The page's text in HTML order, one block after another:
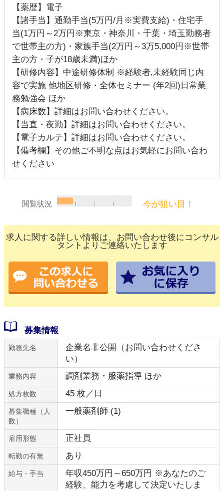
【薬歴】電子
【諸手当】通勤手当(5万円/月※実費支給)・住宅手
当(1万円～2万円※東京・神奈川・千葉・埼玉勤務者
で世帯主の方)・家族手当(2万円～3万5,000円※世帯
主の方・子が18歳未満)ほか
【研修内容】中途研修体制 ※経験者,未経験同じ内
容で実施 他地区研修・全体セミナー (年2回)日常業
務勉強会 ほか
【病床数】詳細はお問い合わせください。
【当直・夜勤】詳細はお問い合わせください。
【電子カルテ】詳細はお問い合わせください。
【備考欄】その他ご不明な点はお気軽にお問い合わ
せください
閲覧状況 今が狙い目！
求人に関する詳しい情報は、お問い合わせ後にコンサル
タントよりご連絡いたします
募集情報
勤務先名
企業名非公開（お問い合わせくださ
い）
業務内容 調剤業務・服薬指導 ほか
処方枚数 45 枚／日
募集職種（人
数）
一般薬剤師 (1)
雇用形態 正社員
転勤の有無 あり
給与・手当
年収450万円～650万円 ※あなたのご
経験、能力を考慮して決定いたしま